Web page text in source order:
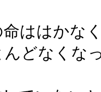
ははかな
どなくな